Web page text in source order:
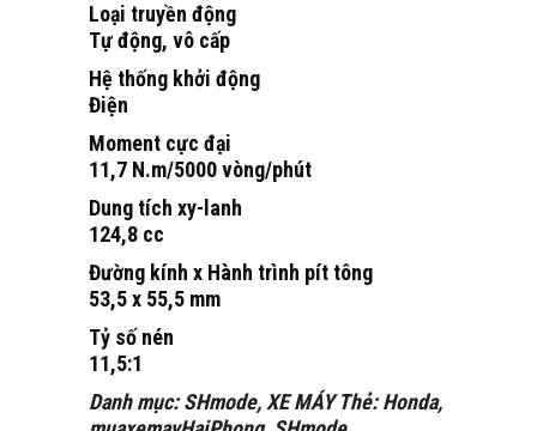
Loại truyền động
Tự động, vô cấp
Hệ thống khởi động
Điện
Moment cực đại
11,7 N.m/5000 vòng/phút
Dung tích xy-lanh
124,8 cc
Đường kính x Hành trình pít tông
53,5 x 55,5 mm
Tỷ số nén
11,5:1
Danh mục:SHmode, XE MÁY Thẻ:Honda,